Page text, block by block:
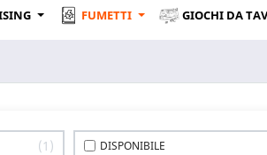
FUMETTI GIOCHI DA
1 DISPONIBILE